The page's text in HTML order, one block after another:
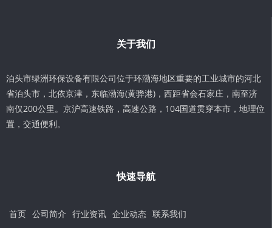
关于我们
泊头市绿洲环保设备有限公司位于环渤海地区重要的工业城市的河北
省泊头市，北依京津，东临渤海(黄骅港)，西距省会石家庄，南至济
南仅200公里。京沪高速铁路，高速公路，104国道贯穿本市，地理位
置，交通便利。
快速导航
首页 公司简介 行业资讯 企业动态 联系我们